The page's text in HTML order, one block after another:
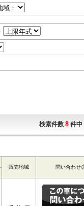
検索件数 8件中
販売地域
問い合わせ/